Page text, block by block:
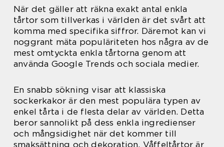
När det gäller att räkna exakt antal enkla
tårtor som tillverkas i världen är det svårt att
komma med specifika siffror. Däremot kan vi
noggrant mäta populäriteten hos några av de
mest omtyckta enkla tårtorna genom att
använda Google Trends och sociala medier.
En snabb sökning visar att klassiska
sockerkakor är den mest populära typen av
enkel tårta i de flesta delar av världen. Detta
beror sannolikt på dess enkla ingredienser
och mångsidighet när det kommer till
smaksättning och dekoration. Våffeltårtor är